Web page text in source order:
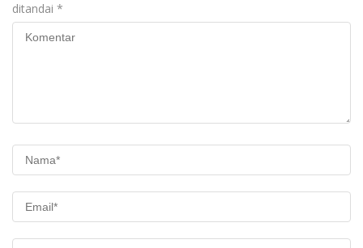
ditandai *